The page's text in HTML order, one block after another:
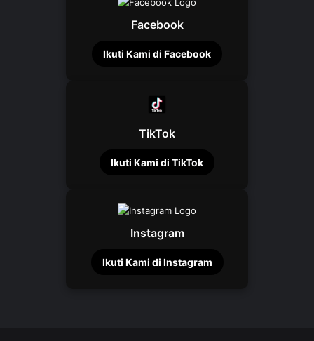
Facebook
Ikuti Kami di Facebook
TikTok
Ikuti Kami di TikTok
Instagram
Ikuti Kami di Instagram